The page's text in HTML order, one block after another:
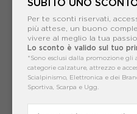
SUBITO UNO
Per te sconti riservati,
più attese, un buono
vivere al meglio la tua
Lo sconto è valido sul tuo
*Sono esclusi dalla promozione
categorie calzature, attrezzo e
Scialpinismo, Elettronica e dei
Sportiva, Scarpa e Ugg.